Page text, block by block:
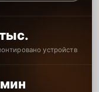
устройств